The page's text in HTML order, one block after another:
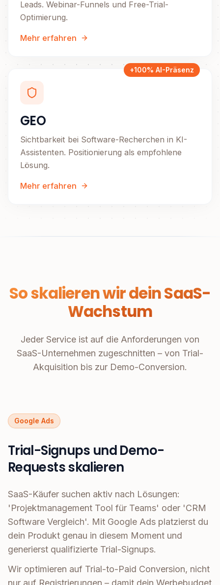
Leads. Webinar-Funnels und Free-Trial-
Optimierung.
Mehr erfahren
+100% AI-Präsenz
GEO
Sichtbarkeit bei Software-Recherchen in KI-
Assistenten. Positionierung als empfohlene
Lösung.
Mehr erfahren
So skalieren wir dein SaaS-
Wachstum
Jeder Service ist auf die Anforderungen von
SaaS-Unternehmen zugeschnitten – von Trial-
Akquisition bis zur Demo-Conversion.
Google Ads
Trial-Signups und Demo-
Requests skalieren
SaaS-Käufer suchen aktiv nach Lösungen:
'Projektmanagement Tool für Teams' oder 'CRM
Software Vergleich'. Mit Google Ads platzierst du
dein Produkt genau in diesem Moment und
generierst qualifizierte Trial-Signups.
Wir optimieren auf Trial-to-Paid Conversion, nicht